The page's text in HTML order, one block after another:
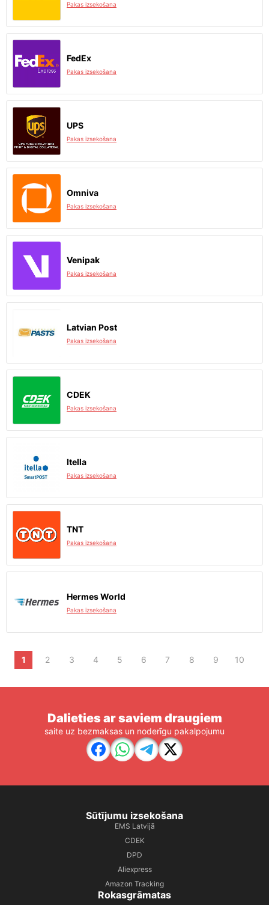
Pakas izsekošana
FedEx
Pakas izsekošana
UPS
Pakas izsekošana
Omniva
Pakas izsekošana
Venipak
Pakas izsekošana
Latvian Post
Pakas izsekošana
CDEK
Pakas izsekošana
Itella
Pakas izsekošana
TNT
Pakas izsekošana
Hermes World
Pakas izsekošana
1 2 3 4 5 6 7 8 9 10
Dalieties ar saviem draugiem
saite uz bezmaksas un noderīgu pakalpojumu
Sūtījumu izsekošana
EMS Latvijā
CDEK
DPD
Aliexpress
Amazon Tracking
Rokasgrāmatas